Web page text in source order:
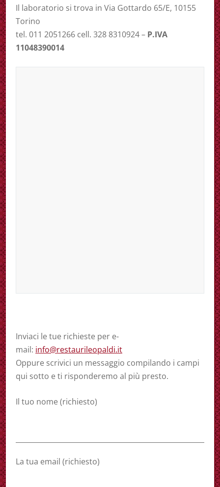
Il laboratorio si trova in Via Gottardo 65/E, 10155
Torino
tel. 011 2051266 cell. 328 8310924 – P.IVA
11048390014
Inviaci le tue richieste per e-
mail: info@restaurileopaldi.it
Oppure scrivici un messaggio compilando i campi
qui sotto e ti risponderemo al più presto.
Il tuo nome (richiesto)
La tua email (richiesto)